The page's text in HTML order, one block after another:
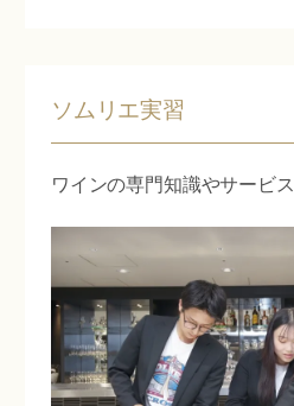
ソムリエ実習
ワインの専門知識やサービ